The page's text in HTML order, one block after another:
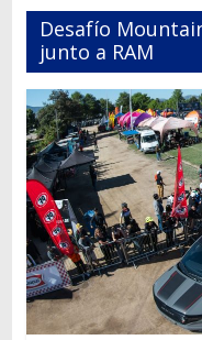
Autos,
camiones,
motos,
información
del
mundo
del
transporte
Desafío
junto a RAM